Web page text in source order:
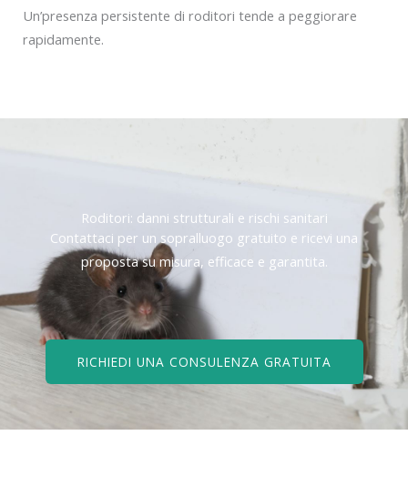
Un’presenza persistente di roditori tende a peggiorare
rapidamente.
Roditori: danni strutturali e rischi sanitari
Contattaci per un sopralluogo gratuito e ricevi una
proposta su misura, efficace e garantita.
RICHIEDI UNA CONSULENZA GRATUITA